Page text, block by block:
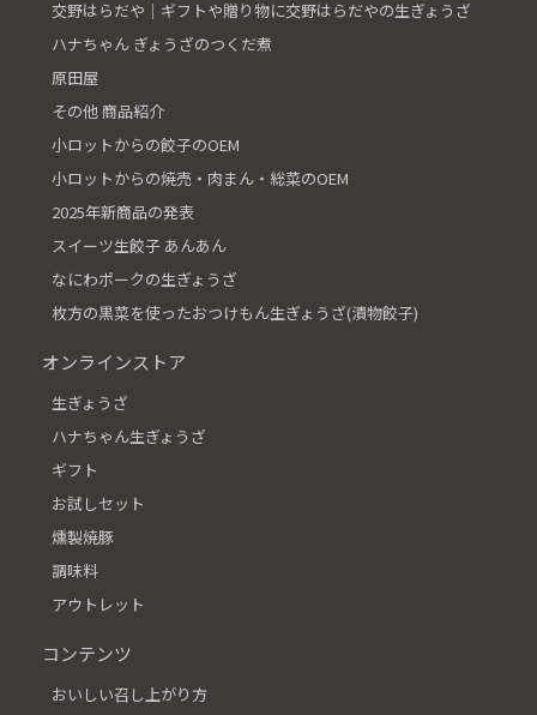
交野はらだや│ギフトや贈り物に交野はらだやの生ぎょうざ
ハナちゃん ぎょうざのつくだ煮
原田屋
その他 商品紹介
小ロットからの餃子のOEM
小ロットからの焼売・肉まん・総菜のOEM
2025年新商品の発表
スイーツ生餃子 あんあん
なにわポークの生ぎょうざ
枚方の黒菜を使ったおつけもん生ぎょうざ(漬物餃子)
オンラインストア
生ぎょうざ
ハナちゃん生ぎょうざ
ギフト
お試しセット
燻製焼豚
調味料
アウトレット
コンテンツ
おいしい召し上がり方